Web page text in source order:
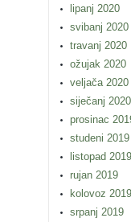
lipanj 2020
svibanj 2020
travanj 2020
ožujak 2020
veljača 2020
siječanj 2020
prosinac
studeni 2019
listopad 2019
rujan 2019
kolovoz 2019
srpanj 2019